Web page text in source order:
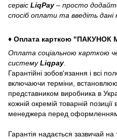
сервіс LiqPay– просто
спосіб оплати та введіть дані
♦ Оплата карткою
Оплата соціальною карткою
системуLiqpay.
Гарантійні зобов'язання і всі
включаючи терміни,
представником виробника в
кожній окремій товарній
менеджера перед
Гарантія надається зазвичай на